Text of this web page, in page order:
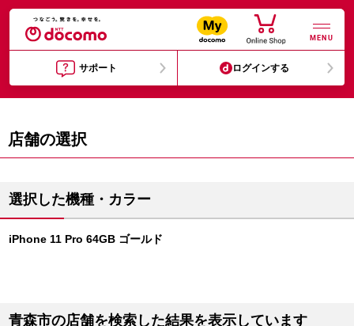
MENU
サポート ログインする
店舗の選択
選択した機種・カラー
iPhone 11 Pro 64GB ゴールド
青森市の店舗を検索した結果を表示しています